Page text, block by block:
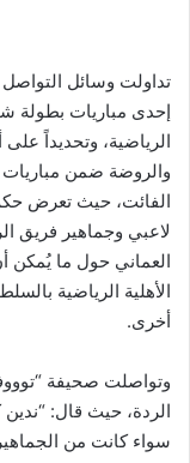
تداولت وسائل
إحدى مباريات بطولة
الرياضية، وتحديداً
والروضة ضمن مباريات
الفائت، حيث تعرض
لاعبي وجماهير فريق
العماني حول ما يُمكن
الأهلية الرياضية
أخرى.
وتواصلت صحيفة
الردة، حيث قال:
سواء كانت من